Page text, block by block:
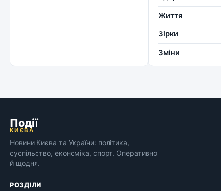
Життя
Зірки
Зміни
Події
КИЄВА
Новини Києва та України: політика,
суспільство, економіка, спорт. Оперативно
й щодня.
РОЗДІЛИ